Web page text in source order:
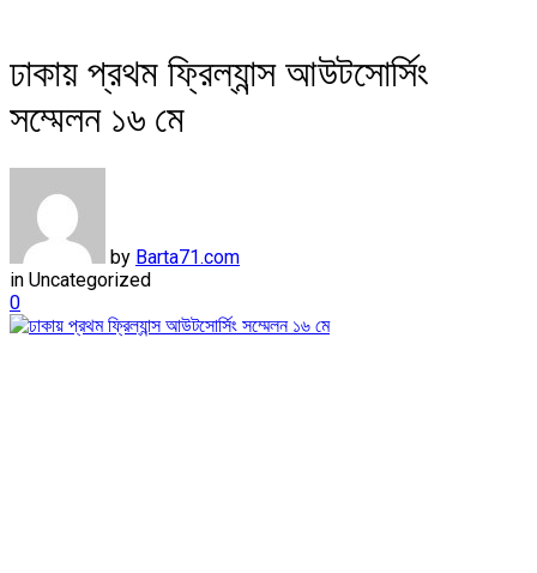
ঢাকায় প্রথম ফ্রিল্যান্স আউটসোর্সিং
সম্মেলন ১৬ মে
by Barta71.com
in Uncategorized
0